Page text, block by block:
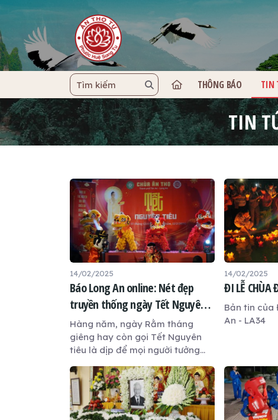
TRANG CHỦ
THÔNG BÁO TIN
TIN
14/02/2025
Báo Long An online: Nét đẹp
truyền thống ngày Tết Nguyên
tiêu
Hàng năm, ngày Rằm tháng
giêng hay còn gọi Tết Nguyên
tiêu là dịp để mọi người tưởng
mong một năm bình an, hạnh
phúc. Vào ngày này, nhiều gia
đình thường chuẩn bị mâm cúng
gia tiên, đi lễ chùa hay tham gia
14/02/2025
ĐI LỄ CHÙA
Bản tin của
An - LA34